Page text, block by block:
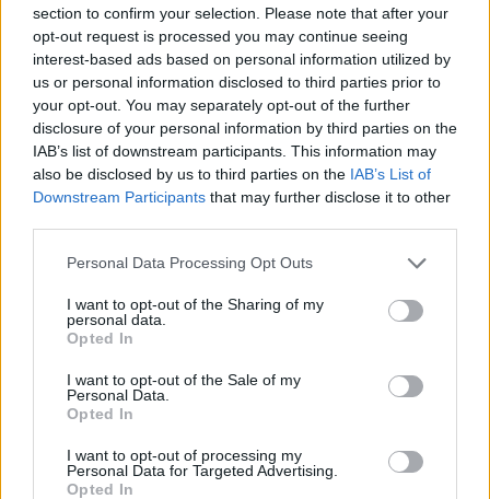
section to confirm your selection. Please note that after your
opt-out request is processed you may continue seeing
interest-based ads based on personal information utilized by
us or personal information disclosed to third parties prior to
your opt-out. You may separately opt-out of the further
disclosure of your personal information by third parties on the
IAB’s list of downstream participants. This information may
also be disclosed by us to third parties on the IAB’s List of
Downstream Participants that may further disclose it to other
Please note that this website/app uses one or more Google
not limited to your visit or usage behaviour. You may click to
grant or deny consent to Google and its third-party tags to
use your data for below specified purposes in below Google
consent section.
Personal Data Processing Opt Outs
I want to opt-out of the Sharing of my
personal data.
Opted In
I want to opt-out of the Sale of my
Personal Data.
Opted In
I want to opt-out of processing my
Personal Data for Targeted Advertising.
Opted In
Ilaria Mauri · 8 Ago 2026
MERCATO E TRASFERIMENTI